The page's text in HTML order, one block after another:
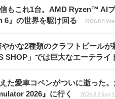
もこれ1台。AMD Ryzen™ AI
』の世界を駆け回る
2026.8.5
やかな2種類のクラフトビール
SHOP」では巨大なエーテライ
た愛車コペンがついに逝った
2026』に行く
2026.8.2 Sun